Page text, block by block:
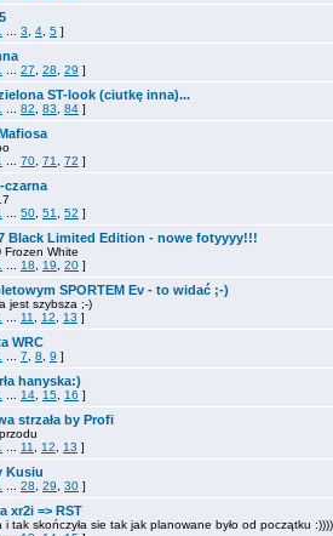
3 4 5 ]
27 28 29 ]
ST-look (ciutkę inna)...
82 83 84 ]
70 71 72 ]
czarna
50 51 52 ]
Black Limited Edition - nowe fotyyyy!!!
Frozen White
18 19 20 ]
SPORTEM Ev - to widać ;-)
jest szybsza ;-)
11 12 13 ]
WRC
7 8 9 ]
hanyska:)
14 15 16 ]
strzała by Profi
11 12 13 ]
Kusiu
28 29 30 ]
xr2i => RST
i tak skończyła sie tak jak planowane było od początku :))))